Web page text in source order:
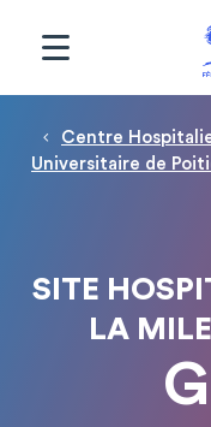
Fil d'Ariane
Centre
Universitaire de
SITE
LA
Panneau de gestion